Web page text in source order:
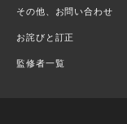
その他、お問い合わせ
お詫びと訂正
監修者一覧